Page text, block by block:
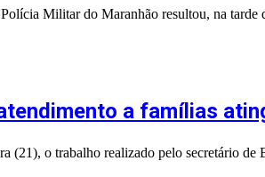
Militar do Maranhão resultou, na tarde
a famílias
(21), o trabalho realizado pelo secretário